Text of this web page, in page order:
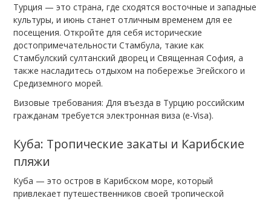
Турция — это страна, где сходятся восточные и западные
культуры, и июнь станет отличным временем для ее
посещения. Откройте для себя исторические
достопримечательности Стамбула, такие как
Стамбулский султанский дворец и Священная София, а
также насладитесь отдыхом на побережье Эгейского и
Средиземного морей.
Визовые требования: Для въезда в Турцию российским
гражданам требуется электронная виза (e-Visa).
Куба: Тропические закаты и Карибские
пляжи
Куба — это остров в Карибском море, который
привлекает путешественников своей тропической